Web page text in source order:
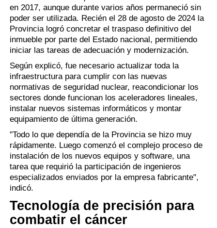
en 2017, aunque durante varios años permaneció sin
poder ser utilizada. Recién el 28 de agosto de 2024 la
Provincia logró concretar el traspaso definitivo del
inmueble por parte del Estado nacional, permitiendo
iniciar las tareas de adecuación y modernización.
Según explicó, fue necesario actualizar toda la
infraestructura para cumplir con las nuevas
normativas de seguridad nuclear, reacondicionar los
sectores donde funcionan los aceleradores lineales,
instalar nuevos sistemas informáticos y montar
equipamiento de última generación.
"Todo lo que dependía de la Provincia se hizo muy
rápidamente. Luego comenzó el complejo proceso de
instalación de los nuevos equipos y software, una
tarea que requirió la participación de ingenieros
especializados enviados por la empresa fabricante",
indicó.
Tecnología de precisión para
combatir el cáncer